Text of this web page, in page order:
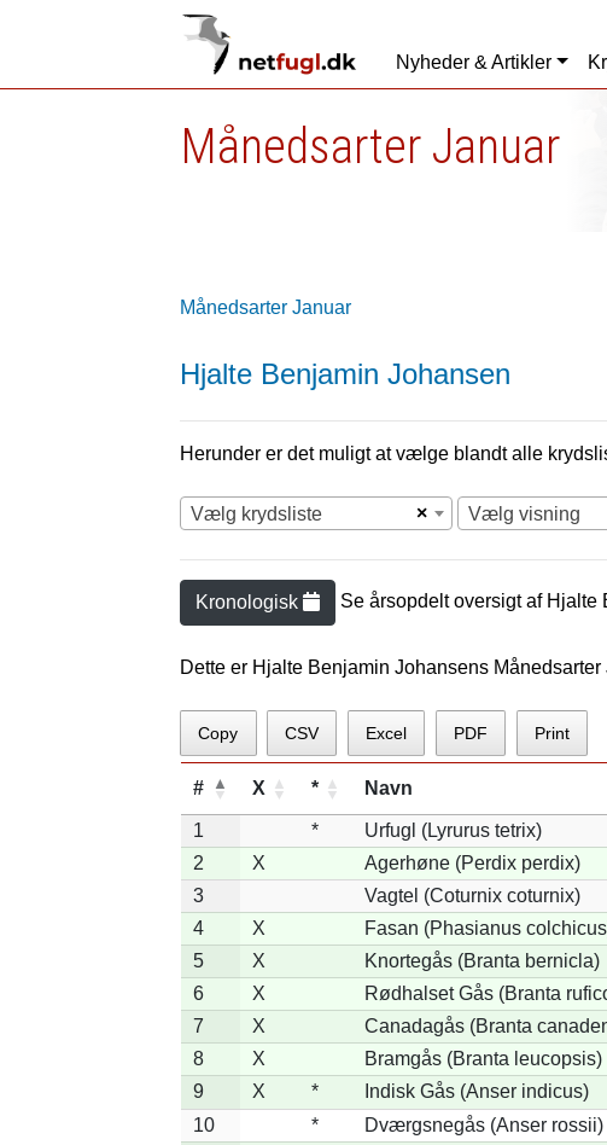
Nyheder & Artikler
Månedsarter Januar
Månedsarter Januar
Hjalte Benjamin Johansen
Herunder er det muligt at vælge blandt alle
×
Vælg krydsliste Vælg visning
Kronologisk Se årsopdelt oversigt af Hjalte
Dette er Hjalte Benjamin Johansens Månedsarter
Copy CSV Excel PDF Print
# X * Navn
1 *
Urfugl (Lyrurus tetrix)
2
X
Agerhøne (Perdix perdix)
3
Vagtel (Coturnix coturnix)
4
X
Fasan (Phasianus
5
X
Knortegås (Branta bernicla)
6
X Rødhalset Gås (Branta
7
X
Canadagås (Branta
8
X
Bramgås (Branta leucopsis)
9
X * Indisk Gås (Anser indicus)
10
*
Dværgsnegås (Anser rossii)